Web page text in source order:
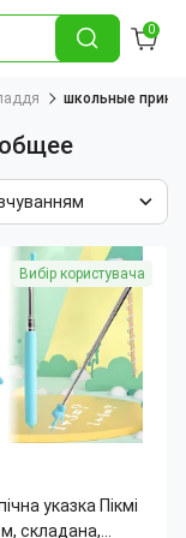
0
школьные
Вибір користувача
указка Пікмі
складана,